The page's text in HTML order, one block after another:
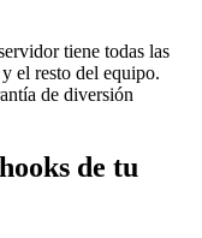
tiene todas las
el resto del equipo.
de diversión
de tu